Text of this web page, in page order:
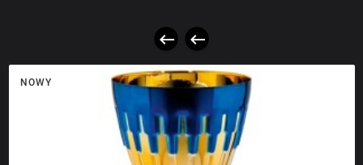
 
NOWY